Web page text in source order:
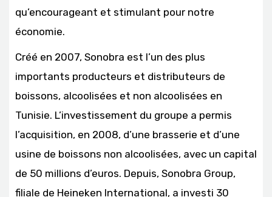
qu’encourageant et stimulant pour notre
économie.
Créé en 2007, Sonobra est l’un des plus
importants producteurs et distributeurs de
boissons, alcoolisées et non alcoolisées en
Tunisie. L’investissement du groupe a permis
l’acquisition, en 2008, d’une brasserie et d’une
usine de boissons non alcoolisées, avec un capital
de 50 millions d’euros. Depuis, Sonobra Group,
filiale de Heineken International, a investi 30